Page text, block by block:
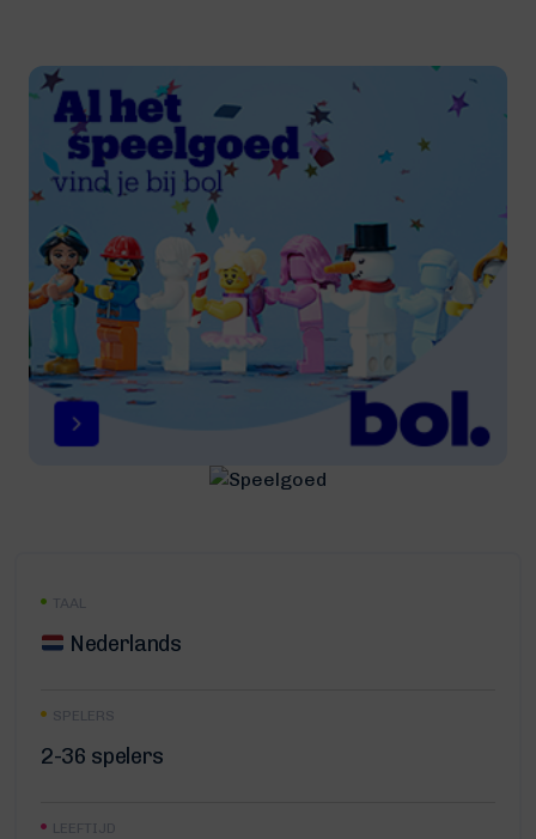
TAAL
Nederlands
SPELERS
2-36 spelers
LEEFTIJD